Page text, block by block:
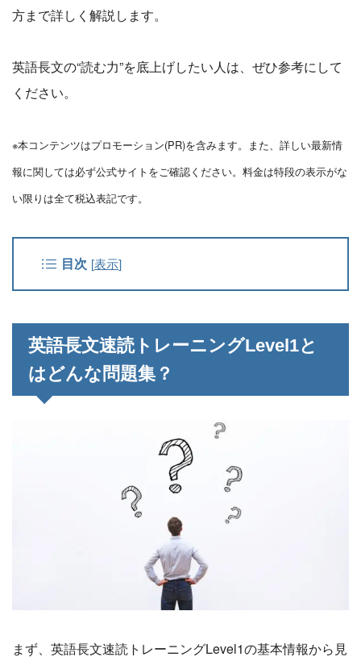
方まで詳しく解説します。
英語長文の“読む力”を底上げしたい人は、ぜひ参考にして
ください。
※本コンテンツはプロモーション(PR)を含みます。また、詳しい最新情
報に関しては必ず公式サイトをご確認ください。料金は特段の表示がな
い限りは全て税込表記です。
目次 [表示]
英語長文速読トレーニングLevel1と
はどんな問題集？
まず、英語長文速読トレーニングLevel1の基本情報から見